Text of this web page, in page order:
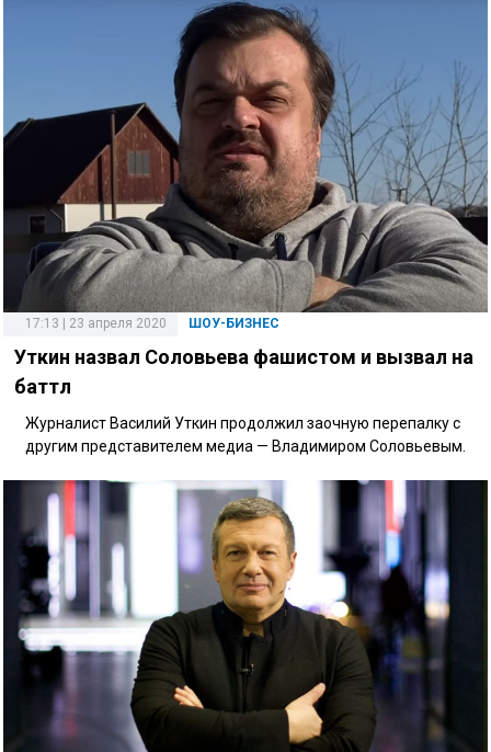
17:13 | 23 апреля 2020 ШОУ-БИЗНЕС
Уткин назвал Соловьева фашистом и вызвал на
баттл
Журналист Василий Уткин продолжил заочную перепалку с
другим представителем медиа — Владимиром Соловьевым.